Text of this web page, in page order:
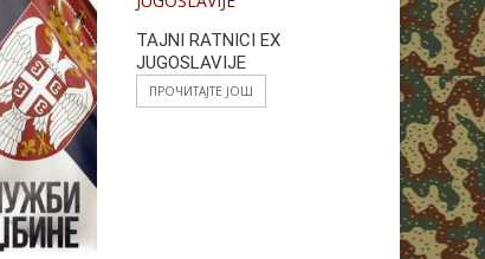
TAJNI RATNICI EX
JUGOSLAVIJE
ПРОЧИТАЈТЕ ЈОШ